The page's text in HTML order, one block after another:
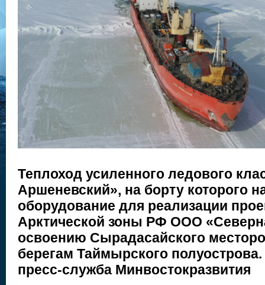
Теплоход усиленного ледового
Аршеневский», на борту которого
оборудование для реализации
Арктической зоны РФ ООО
освоению Сырадасайского
берегам Таймырского
пресс-служба Минвостокразвития